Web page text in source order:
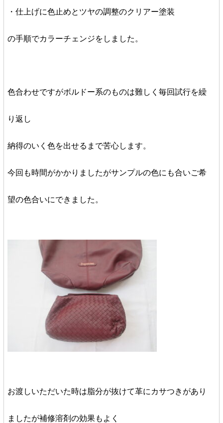
・仕上げに色止めとツヤの調整のクリアー塗装
の手順でカラーチェンジをしました。
色合わせですがボルドー系のものは難しく毎回試行を繰
り返し
納得のいく色を出せるまで苦心します。
今回も時間がかかりましたがサンプルの色にも合いご希
望の色合いにできました。
お渡しいただいた時は脂分が抜けて革にカサつきがあり
ましたが補修溶剤の効果もよく